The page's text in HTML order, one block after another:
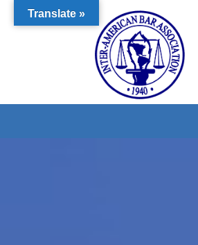
Translate »